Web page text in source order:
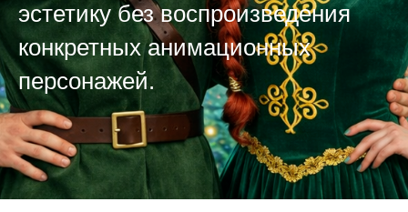
эстетику без воспроизведения
конкретных анимационных
персонажей.